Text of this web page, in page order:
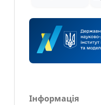
Інформація